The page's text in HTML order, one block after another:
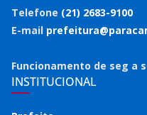
Telefone (21) 2683-9100
E-mail
Funcionamento de seg a
INSTITUCIONAL